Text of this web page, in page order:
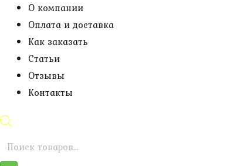
О компании
Оплата и доставка
Как заказать
Статьи
Отзывы
Контакты
Поиск